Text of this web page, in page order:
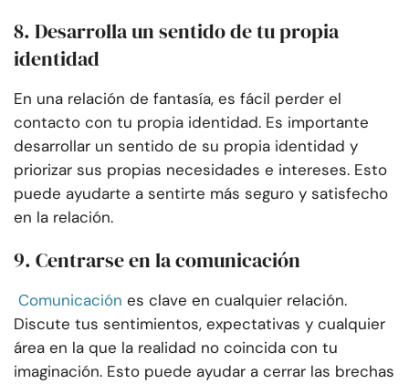
8. Desarrolla un sentido de tu propia
identidad
En una relación de fantasía, es fácil perder el
contacto con tu propia identidad. Es importante
desarrollar un sentido de su propia identidad y
priorizar sus propias necesidades e intereses. Esto
puede ayudarte a sentirte más seguro y satisfecho
en la relación.
9. Centrarse en la comunicación
Comunicación es clave en cualquier relación.
Discute tus sentimientos, expectativas y cualquier
área en la que la realidad no coincida con tu
imaginación. Esto puede ayudar a cerrar las brechas